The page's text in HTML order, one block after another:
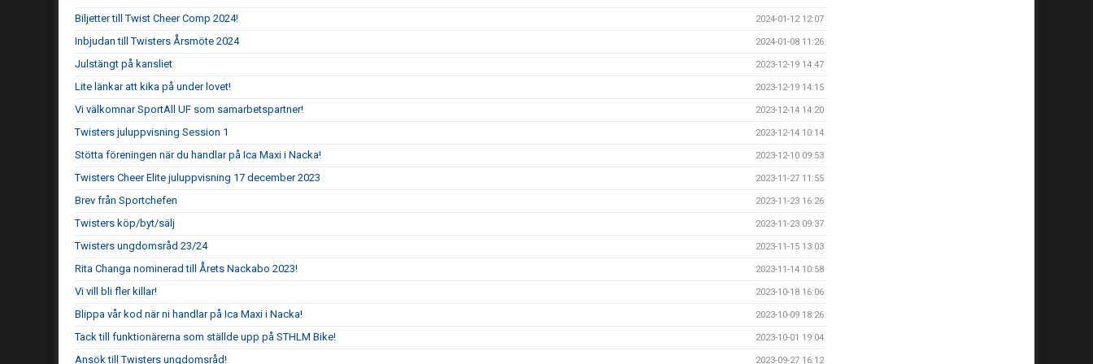
Biljetter till Twist Cheer Comp 2024! 2024-01-12 12:07
Inbjudan till Twisters Årsmöte 2024 2024-01-08 11:26
Julstängt på kansliet 2023-12-19 14:47
Lite länkar att kika på under lovet! 2023-12-19 14:15
Vi välkomnar SportAll UF som samarbetspartner! 2023-12-14 14:20
Twisters juluppvisning Session 1 2023-12-14 10:14
Stötta föreningen när du handlar på Ica Maxi i Nacka! 2023-12-10 09:53
Twisters Cheer Elite juluppvisning 17 december 2023 2023-11-27 11:55
Brev från Sportchefen 2023-11-23 16:26
Twisters köp/byt/sälj 2023-11-23 09:37
Twisters ungdomsråd 23/24 2023-11-15 13:03
Rita Changa nominerad till Årets Nackabo 2023! 2023-11-14 10:58
Vi vill bli fler killar! 2023-10-18 16:06
Blippa vår kod när ni handlar på Ica Maxi i Nacka! 2023-10-09 18:26
Tack till funktionärerna som ställde upp på STHLM Bike! 2023-10-01 19:04
Ansök till Twisters ungdomsråd! 2023-09-27 16:12